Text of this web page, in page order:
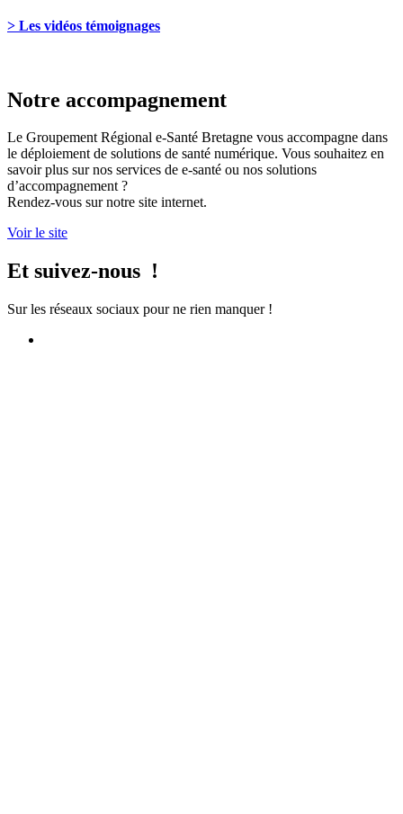
> Les vidéos témoignages
Notre accompagnement
Le Groupement Régional e-Santé Bretagne vous accompagne dans
le déploiement de solutions de santé numérique. Vous souhaitez en
savoir plus sur nos services de e-santé ou nos solutions
d’accompagnement ?
Rendez-vous sur notre site internet.
Voir le site
Et suivez-nous !
Sur les réseaux sociaux pour ne rien manquer !